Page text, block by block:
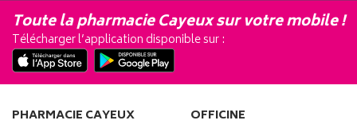
Toute la pharmacie Cayeux sur votre mobile !
Télécharger l’application disponible sur :
PHARMACIE CAYEUX OFFICINE